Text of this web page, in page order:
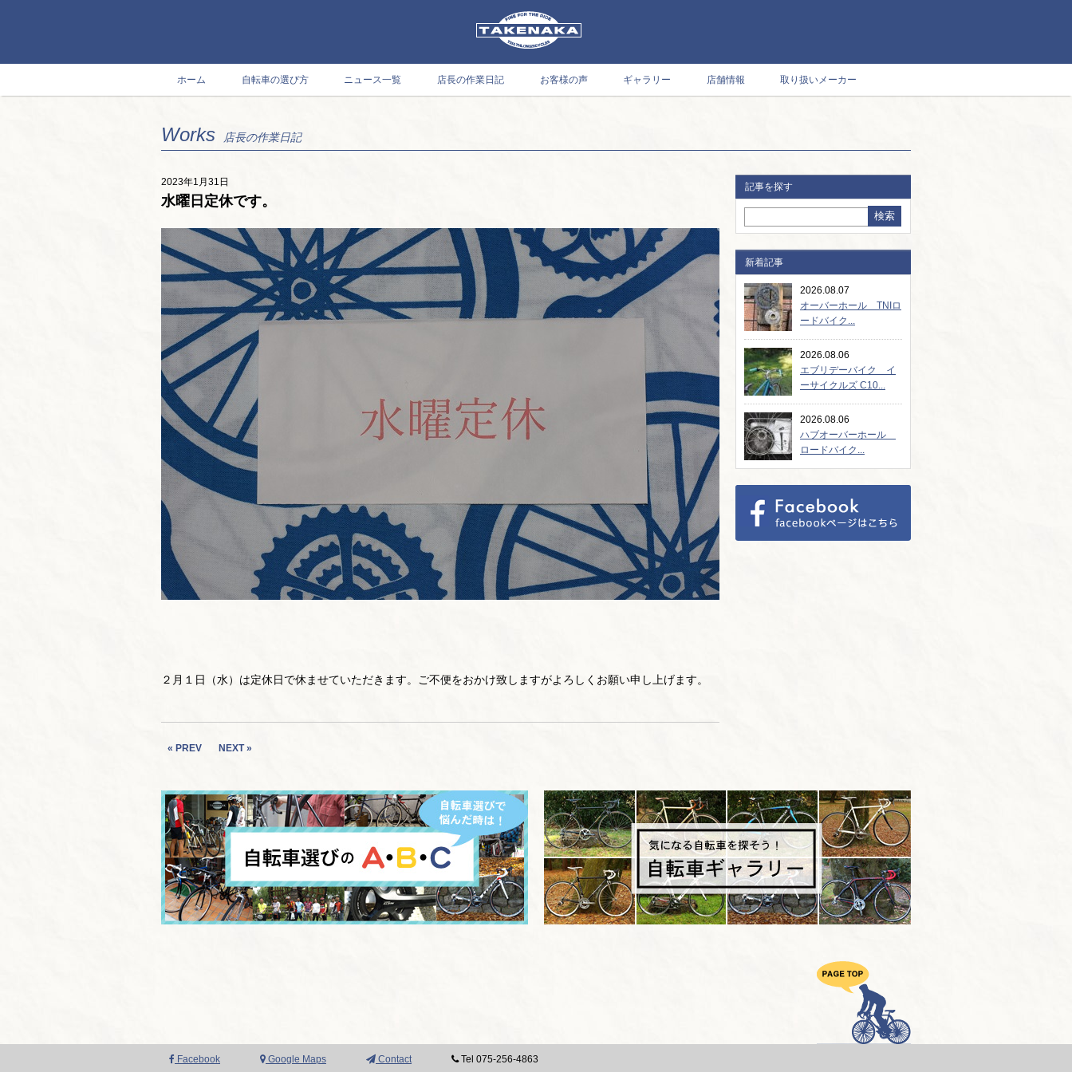
ホーム 自転車の選び方 ニュース一覧 店長の作業日記 お客様の声 ギャラリー 店舗情報 取り扱いメーカー
Works 店長の作業日記
2023年1月31日
水曜日定休です。
２月１日（水）は定休日で休ませていただきます。ご不便をおかけ致しますがよろしくお願い申し上げます。
« PREV NEXT »
記事を探す
新着記事
2026.08.07
オーバーホール TNIロ
ードバイク...
2026.08.06
エブリデーバイク イ
ーサイクルズ C10...
2026.08.06
ハブオーバーホール
ロードバイク...
Facebook Google Maps Contact Tel 075-256-4863